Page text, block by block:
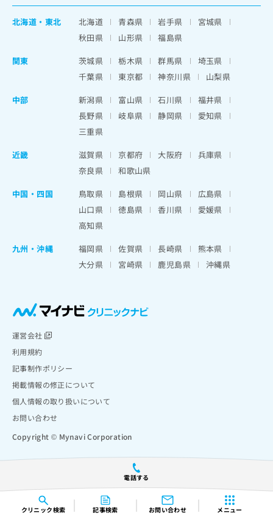
クリニック検索 記事検索 お問い合わせ メニュー
電話する
北海道 ・ 東北 北海道 青森県 岩手県
宮城県
秋田県
山形県
福島県
関東
茨城県 栃木県 群馬県
埼玉県
千葉県
東京都 神奈川県
山梨県
中部
新潟県 富山県 石川県
福井県
長野県
岐阜県 静岡県
愛知県
三重県
近畿
滋賀県 京都府 大阪府
兵庫県
奈良県
和歌山県
中国・四国
鳥取県 島根県 岡山県
広島県
山口県
徳島県 香川県
愛媛県
高知県
九州・沖縄
福岡県 佐賀県 長崎県
熊本県
大分県
宮崎県 鹿児島県 沖縄県
運営会社
利用規約
記事制作ポリシー
掲載情報の修正について
個人情報の取り扱いについて
お問い合わせ
Copyright © Mynavi Corporation